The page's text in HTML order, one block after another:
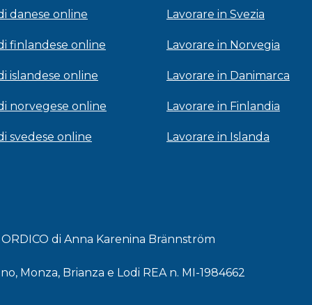
danese online
finlandese online
islandese online
norvegese online
svedese online
Lavorare in Svezia
Lavorare in Norvegia
Lavorare in Danimarca
Lavorare in Finlandia
Lavorare in Islanda
di Anna Karenina Brännström
Monza, Brianza e Lodi REA n. MI-1984662